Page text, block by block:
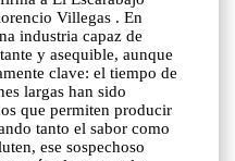
Villegas . En
industria capaz de
y asequible, aunque
clave: el tiempo de
largas han sido
que permiten producir
tanto el sabor como
ese sospechoso